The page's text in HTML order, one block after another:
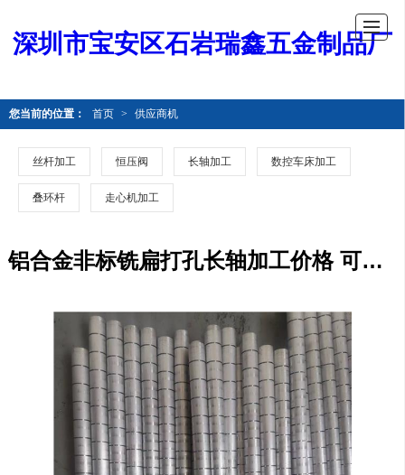
深圳市宝安区石岩瑞鑫五金制品厂
您当前的位置： 首页 > 供应商机
丝杆加工 恒压阀 长轴加工 数控车床加工
叠环杆 走心机加工
铝合金非标铣扁打孔长轴加工价格 可按需求加工